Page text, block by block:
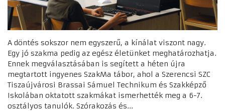
A döntés sokszor nem egyszerű, a kínálat viszont nagy.
Egy jó szakma pedig az egész életünket meghatározhatja.
Ennek megválasztásában is segített a héten újra
megtartott ingyenes SzakMa tábor, ahol a Szerencsi SZC
Tiszaújvárosi Brassai Sámuel Technikum és Szakképző
Iskolában oktatott szakmákat ismerhették meg a 6-7.
osztályos tanulók. Szórakozás és...